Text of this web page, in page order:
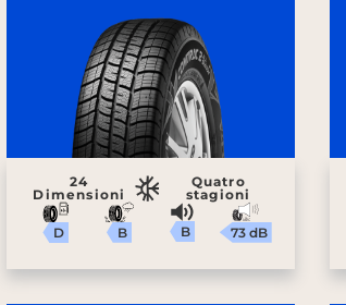
24
Dimensioni
Quatro
stagioni
D B B 73 dB